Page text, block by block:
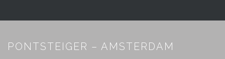
PONTSTEIGER – AMSTERDAM